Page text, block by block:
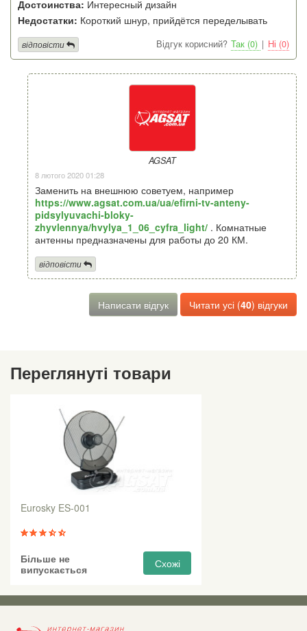
Достоинства: Интересный дизайн
Недостатки: Короткий шнур, прийдётся переделывать
Відгук корисний? Так (0) | Ні (0)
відповісти
AGSAT
8 лютого 2020 01:28
Заменить на внешнюю советуем, например
https://www.agsat.com.ua/ua/efirni-tv-anteny-
pidsylyuvachi-bloky-
zhyvlennya/hvylya_1_06_cyfra_light/ . Комнатные
антенны предназначены для работы до 20 КМ.
відповісти
Написати відгук Читати усі (40) відгуки
Переглянуті товари
Eurosky ES-001
Більше не
випускається
Схожі